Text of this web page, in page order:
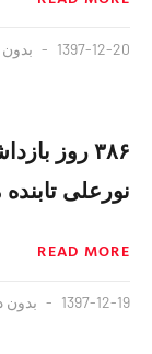
1397-12-20 بدون
۳۸۶ روز
نورعلی
READ MORE
1397-12-19 بدون